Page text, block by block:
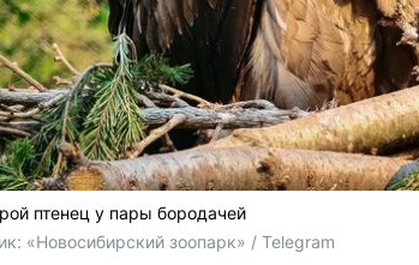
птенец у пары бородачей
«Новосибирский зоопарк» / Telegram